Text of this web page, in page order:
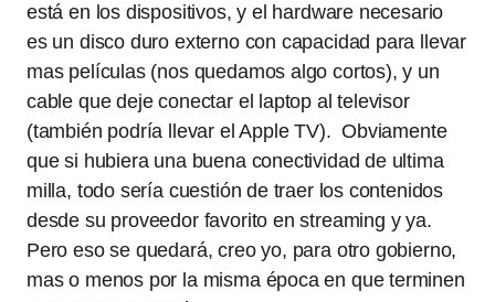
está en los dispositivos, y el hardware necesario
es un disco duro externo con capacidad para llevar
mas películas (nos quedamos algo cortos), y un
cable que deje conectar el laptop al televisor
(también podría llevar el Apple TV). Obviamente
que si hubiera una buena conectividad de ultima
milla, todo sería cuestión de traer los contenidos
desde su proveedor favorito en streaming y ya.
Pero eso se quedará, creo yo, para otro gobierno,
mas o menos por la misma época en que terminen